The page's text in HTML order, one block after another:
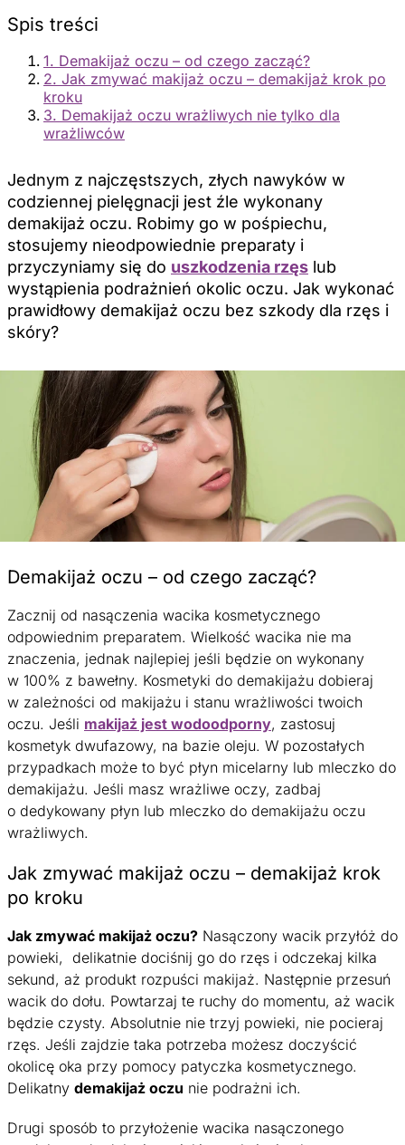
Spis treści
1. Demakijaż oczu – od czego zacząć?
2. Jak zmywać makijaż oczu – demakijaż krok po
kroku
3. Demakijaż oczu wrażliwych nie tylko dla
wrażliwców
Jednym z najczęstszych, złych nawyków w
codziennej pielęgnacji jest źle wykonany
demakijaż oczu. Robimy go w pośpiechu,
stosujemy nieodpowiednie preparaty i
przyczyniamy się do uszkodzenia rzęs lub
wystąpienia podrażnień okolic oczu. Jak wykonać
prawidłowy demakijaż oczu bez szkody dla rzęs i
skóry?
Demakijaż oczu – od czego zacząć?
Zacznij od nasączenia wacika kosmetycznego
odpowiednim preparatem. Wielkość wacika nie ma
znaczenia, jednak najlepiej jeśli będzie on wykonany
w 100% z bawełny. Kosmetyki do demakijażu dobieraj
w zależności od makijażu i stanu wrażliwości twoich
oczu. Jeśli makijaż jest wodoodporny, zastosuj
kosmetyk dwufazowy, na bazie oleju. W pozostałych
przypadkach może to być płyn micelarny lub mleczko do
demakijażu. Jeśli masz wrażliwe oczy, zadbaj
o dedykowany płyn lub mleczko do demakijażu oczu
wrażliwych.
Jak zmywać makijaż oczu – demakijaż krok
po kroku
Jak zmywać makijaż oczu? Nasączony wacik przyłóż do
powieki, delikatnie dociśnij go do rzęs i odczekaj kilka
sekund, aż produkt rozpuści makijaż. Następnie przesuń
wacik do dołu. Powtarzaj te ruchy do momentu, aż wacik
będzie czysty. Absolutnie nie trzyj powieki, nie pocieraj
rzęs. Jeśli zajdzie taka potrzeba możesz doczyścić
okolicę oka przy pomocy patyczka kosmetycznego.
Delikatny demakijaż oczu nie podrażni ich.
Drugi sposób to przyłożenie wacika nasączonego